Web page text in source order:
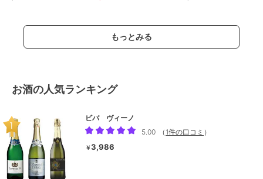
もっとみる
お酒の人気ランキング
ビバ ヴィーノ
5.00
（ 1件の口コミ ）
￥3,986